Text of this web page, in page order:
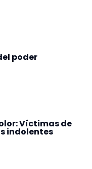
poder
Víctimas de
indolentes